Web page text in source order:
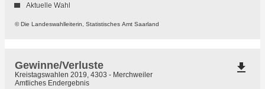
© Die Landeswahlleiterin, Statistisches Amt Saarland
Aktuelle Wahl
Gewinne/Verluste
Kreistagswahlen 2019, 4303 - Merchweiler
Amtliches Endergebnis
file_download